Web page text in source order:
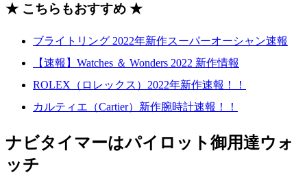
★ こちらもおすすめ ★
ブライトリング 2022年新作スーパーオーシャン速報
【速報】Watches ＆ Wonders 2022 新作情報
ROLEX（ロレックス）2022年新作速報！！
カルティエ（Cartier）新作腕時計速報！！
ナビタイマーはパイロット御用達ウォ
ッチ